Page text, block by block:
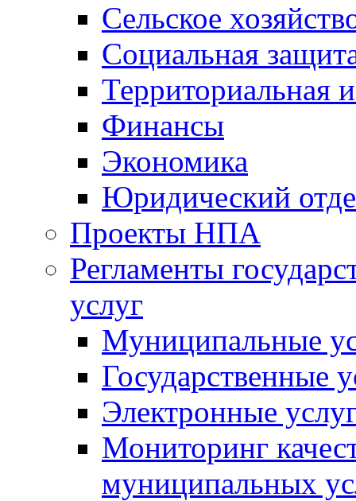
Сельское
Социальная
Территориальная
Финансы
Экономика
Юридический
Проекты НПА
Регламенты
услуг
Муниципальные
Государственные
Электронные
Мониторинг
муниципальных